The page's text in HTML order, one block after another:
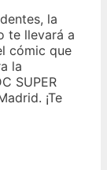
la
te llevará a
cómic que
la
SUPER
¡Te